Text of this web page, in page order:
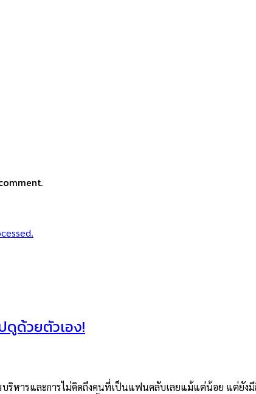
ดูด้วยตัวเอง!
ริหารและการไม่คิดถึงคนที่เป็นแฟนคลับเลยแม้แต่น้อย แต่ยัง